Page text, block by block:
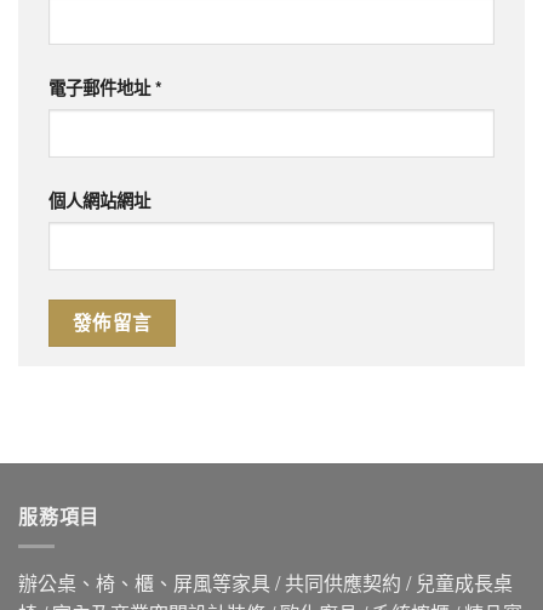
電子郵件地址*
個人網站網址
服務項目
辦公桌、椅、櫃、屏風等家具 / 共同供應契約 / 兒童成長桌